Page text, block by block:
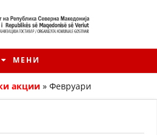
МЕНИ
акции » Февруари